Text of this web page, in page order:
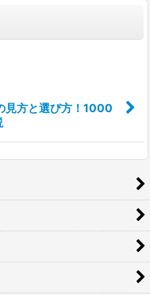
見方と選び方！1000